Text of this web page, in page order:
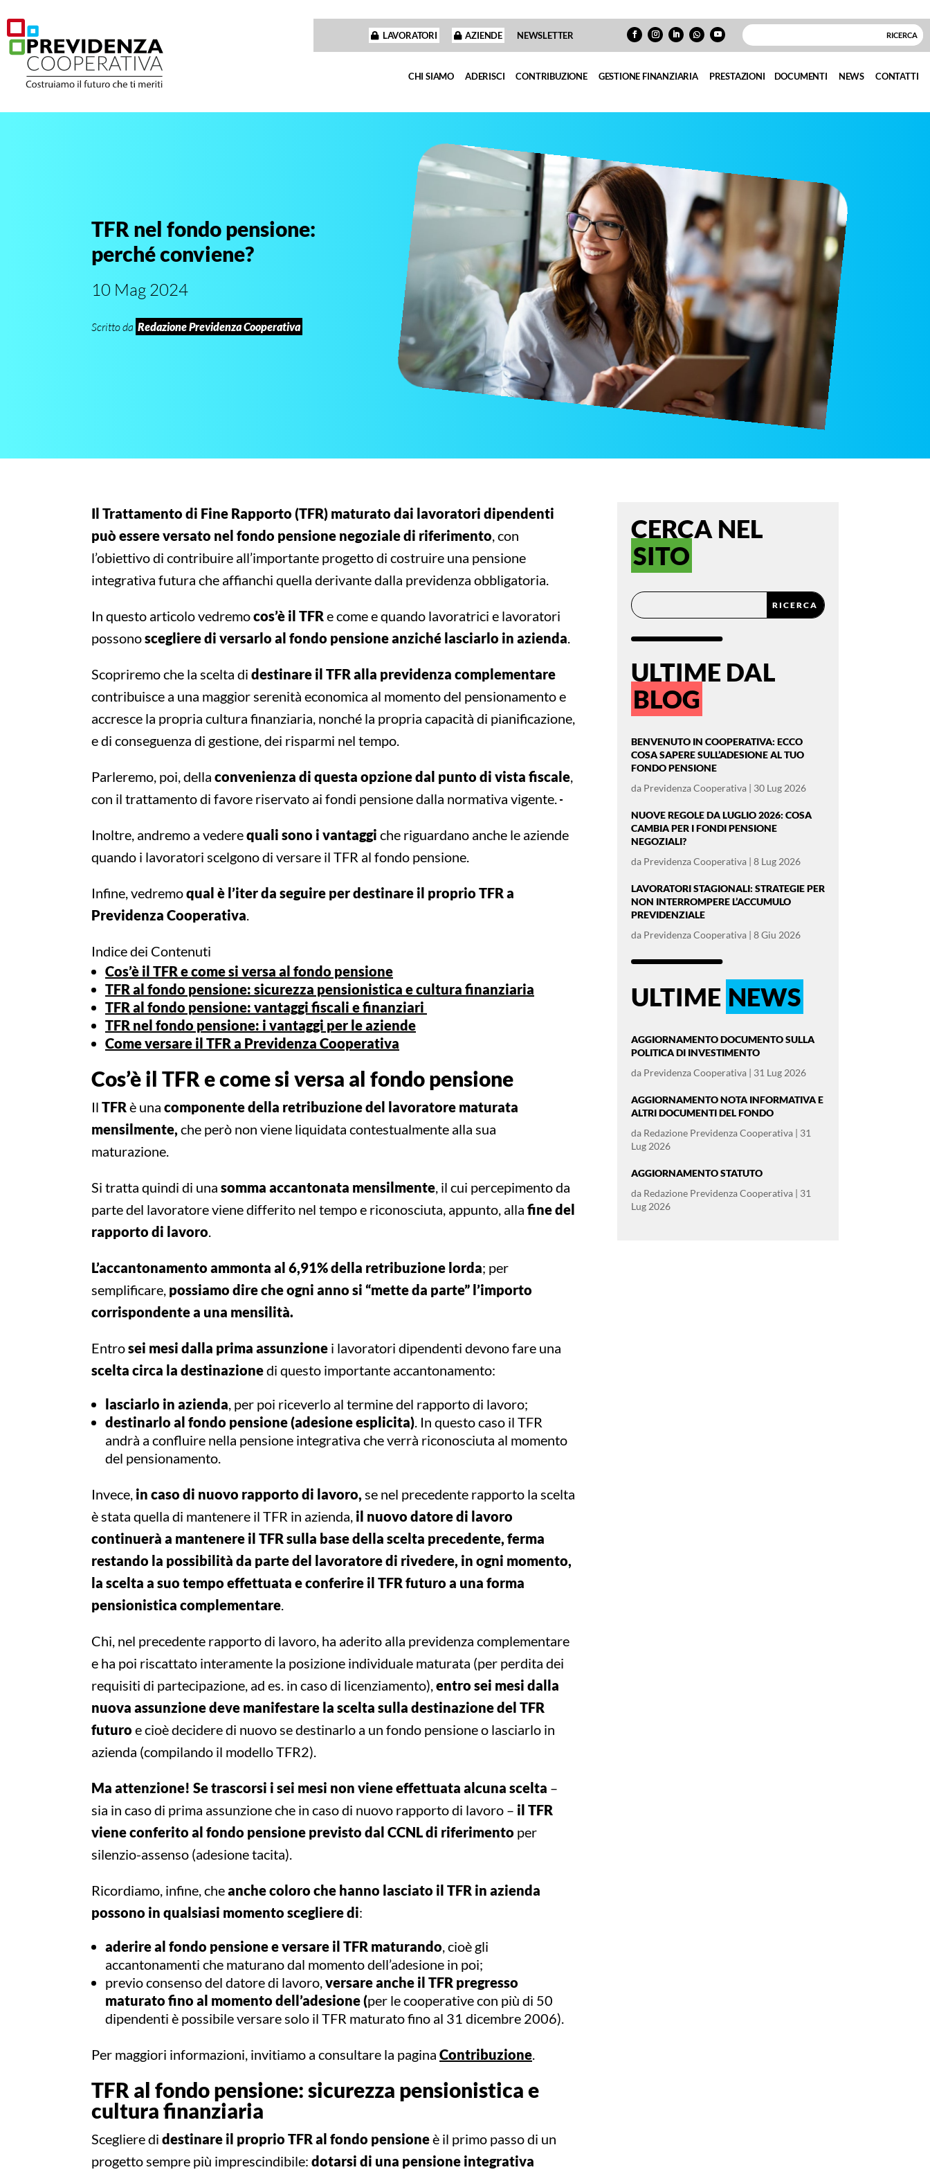
LAVORATORI AZIENDE NEWSLETTER
CHI SIAMO ADERISCI CONTRIBUZIONE GESTIONE FINANZIARIA PRESTAZIONI DOCUMENTI NEWS CONTATTI
TFR nel fondo pensione:
perché conviene?
10 Mag 2024
Scritto da Redazione Previdenza Cooperativa
Il Trattamento di Fine Rapporto (TFR) maturato dai lavoratori dipendenti
può essere versato nel fondo pensione negoziale di riferimento, con
l’obiettivo di contribuire all’importante progetto di costruire una pensione
integrativa futura che affianchi quella derivante dalla previdenza obbligatoria.
In questo articolo vedremocos’è il TFRe come e quando lavoratrici e lavoratori
possonoscegliere di versarlo al fondo pensione anziché lasciarlo in azienda.
Scopriremo che la scelta di destinare il TFR alla previdenza complementare
contribuisce a una maggior serenità economica al momento del pensionamento e
accresce la propria cultura finanziaria, nonché la propria capacità di pianificazione,
e di conseguenza di gestione, dei risparmi nel tempo.
Parleremo, poi, della convenienza di questa opzione dal punto di vista fiscale,
con il trattamento di favore riservato ai fondi pensione dalla normativa vigente.
Inoltre, andremo a vederequali sono i vantaggi che riguardano anche le aziende
quando i lavoratori scelgono di versare il TFR al fondo pensione.
Infine, vedremoqual è l’iter da seguire per destinare il proprio TFR a
Previdenza Cooperativa.
Indice dei Contenuti
Cos’è il TFR e come si versa al fondo pensione
TFR al fondo pensione: sicurezza pensionistica e cultura finanziaria
TFR al fondo pensione: vantaggi fiscali e finanziari
TFR nel fondo pensione: i vantaggi per le aziende
Come versare il TFR a Previdenza Cooperativa
Cos’è il TFR e come si versa al fondo pensione
Il TFRè una componente della retribuzione del lavoratore maturata
mensilmente, che però non viene liquidata contestualmente alla sua
maturazione.
Si tratta quindi di una somma accantonata mensilmente, il cui percepimento da
parte del lavoratore viene differito nel tempo e riconosciuta, appunto, alla fine del
rapporto di lavoro.
L’accantonamento ammonta al 6,91% della retribuzione lorda; per
semplificare, possiamo dire che ogni anno si “mette da parte” l’importo
corrispondente a una mensilità.
Entrosei mesi dalla prima assunzione i lavoratori dipendenti devono fare una
scelta circa la destinazionedi questo importante accantonamento:
lasciarlo in azienda, per poi riceverlo al termine del rapporto di lavoro;
destinarlo al fondo pensione (adesione esplicita). In questo caso il TFR
andrà a confluire nella pensione integrativa che verrà riconosciuta al momento
del pensionamento.
Invece, in caso di nuovo rapporto di lavoro, se nel precedente rapporto la scelta
è stata quella di mantenere il TFR in azienda, il nuovo datore di lavoro
continuerà a mantenere il TFR sulla base della scelta precedente, ferma
restando la possibilità da parte del lavoratore di rivedere, in ogni momento,
la scelta a suo tempo effettuata e conferire il TFR futuro a una forma
pensionistica complementare.
Chi, nel precedente rapporto di lavoro, ha aderito alla previdenza complementare
e ha poi riscattato interamente la posizione individuale maturata (per perdita dei
requisiti di partecipazione, ad es. in caso di licenziamento),entro sei mesi dalla
nuova assunzione deve manifestare la scelta sulla destinazione del TFR
futuro e cioè decidere di nuovo se destinarlo a un fondo pensione o lasciarlo in
azienda (compilando il modello TFR2).
Ma attenzione! Se trascorsi i sei mesi non viene effettuata alcuna scelta –
sia in caso di prima assunzione che in caso di nuovo rapporto di lavoro – il TFR
viene conferito al fondo pensione previsto dal CCNL di riferimento per
silenzio-assenso (adesione tacita).
Ricordiamo, infine, cheanche coloro che hanno lasciato il TFR in azienda
possono in qualsiasi momento scegliere di:
aderire al fondo pensione e versare il TFR maturando, cioè gli
accantonamenti che maturano dal momento dell’adesione in poi;
previo consenso del datore di lavoro,versare anche il TFR pregresso
maturato fino al momento dell’adesione (per le cooperative con più di 50
dipendenti è possibile versare solo il TFR maturato fino al 31 dicembre 2006).
Per maggiori informazioni, invitiamo a consultare la pagina Contribuzione.
TFR al fondo pensione: sicurezza pensionistica e
cultura finanziaria
Scegliere di destinare il proprio TFR al fondo pensioneè il primo passo di un
progetto sempre più imprescindibile: dotarsi di una pensione integrativa
CERCA NEL
SITO
ULTIME DAL
BLOG
BENVENUTO IN COOPERATIVA: ECCO
COSA SAPERE SULL’ADESIONE AL TUO
FONDO PENSIONE
da Previdenza Cooperativa| 30 Lug 2026
NUOVE REGOLE DA LUGLIO 2026: COSA
CAMBIA PER I FONDI PENSIONE
NEGOZIALI?
da Previdenza Cooperativa| 8 Lug 2026
LAVORATORI STAGIONALI: STRATEGIE PER
NON INTERROMPERE L’ACCUMULO
PREVIDENZIALE
da Previdenza Cooperativa| 8 Giu 2026
ULTIME NEWS
AGGIORNAMENTO DOCUMENTO SULLA
POLITICA DI INVESTIMENTO
da Previdenza Cooperativa| 31 Lug 2026
AGGIORNAMENTO NOTA INFORMATIVA E
ALTRI DOCUMENTI DEL FONDO
da Redazione Previdenza Cooperativa| 31
Lug 2026
AGGIORNAMENTO STATUTO
da Redazione Previdenza Cooperativa| 31
Lug 2026